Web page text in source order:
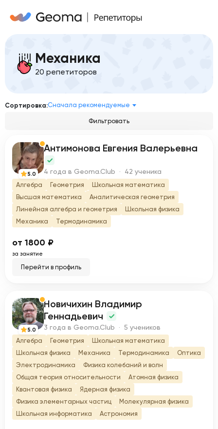
Механика
20 репетиторов
Сортировка:Сначала рекомендуемые
Фильтровать
А
5.0
Антимонова Евгения Валерьевна
4 года в Geoma.Club · 42 ученика
Алгебра Геометрия
Школьная математика
Высшая математика
Аналитическая геометрия
Линейная алгебра и геометрия
Школьная физика
Механика
Термодинамика
от 1800 ₽
за занятие
Перейти в профиль
Н
5.0
Новичихин Владимир
Геннадьевич
3 года в Geoma.Club · 5 учеников
Алгебра Геометрия
Школьная математика
Школьная физика
Механика Термодинамика
Оптика
Электродинамика
Физика колебаний и волн
Общая теория относительности
Атомная физика
Квантовая физика
Ядерная физика
Физика элементарных частиц
Молекулярная физика
Школьная информатика
Астрономия